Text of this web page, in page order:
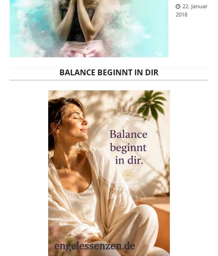
22. Januar
2018
BALANCE BEGINNT IN DIR